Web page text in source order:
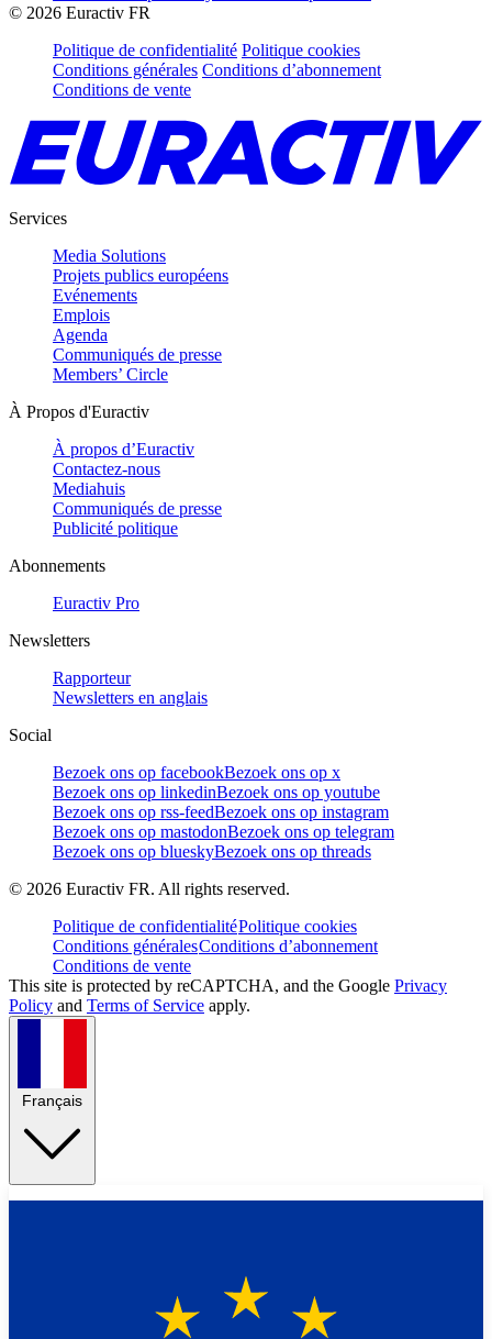
© 2026 Euractiv FR
Politique de confidentialité Politique cookies
Conditions générales Conditions d’abonnement
Conditions de vente
Services
Media Solutions
Projets publics européens
Evénements
Emplois
Agenda
Communiqués de presse
Members’ Circle
À Propos d'Euractiv
À propos d’Euractiv
Contactez-nous
Mediahuis
Communiqués de presse
Publicité politique
Abonnements
Euractiv Pro
Newsletters
Rapporteur
Newsletters en anglais
Social
Bezoek ons op facebookBezoek ons op x
Bezoek ons op linkedinBezoek ons op youtube
Bezoek ons op rss-feedBezoek ons op instagram
Bezoek ons op mastodonBezoek ons op telegram
Bezoek ons op blueskyBezoek ons op threads
© 2026 Euractiv FR. All rights reserved.
Politique de confidentialitéPolitique cookies
Conditions généralesConditions d’abonnement
Conditions de vente
This site is protected by reCAPTCHA, and the Google Privacy
Policy and Terms of Service apply.
Français